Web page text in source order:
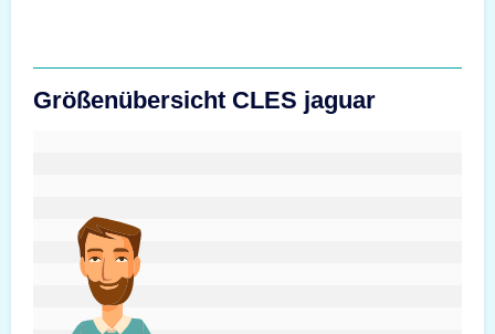
Größenübersicht CLES jaguar